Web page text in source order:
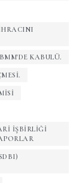
KABULÜ.
İŞBIRLIĞI